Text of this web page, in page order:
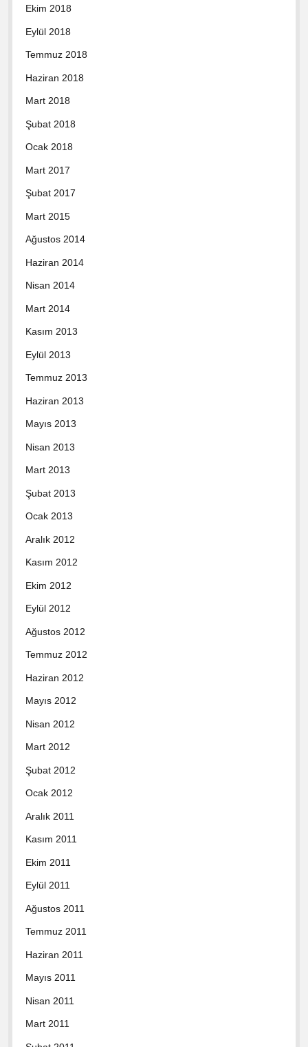
Ekim 2018
Eylül 2018
Temmuz 2018
Haziran 2018
Mart 2018
Şubat 2018
Ocak 2018
Mart 2017
Şubat 2017
Mart 2015
Ağustos 2014
Haziran 2014
Nisan 2014
Mart 2014
Kasım 2013
Eylül 2013
Temmuz 2013
Haziran 2013
Mayıs 2013
Nisan 2013
Mart 2013
Şubat 2013
Ocak 2013
Aralık 2012
Kasım 2012
Ekim 2012
Eylül 2012
Ağustos 2012
Temmuz 2012
Haziran 2012
Mayıs 2012
Nisan 2012
Mart 2012
Şubat 2012
Ocak 2012
Aralık 2011
Kasım 2011
Ekim 2011
Eylül 2011
Ağustos 2011
Temmuz 2011
Haziran 2011
Mayıs 2011
Nisan 2011
Mart 2011